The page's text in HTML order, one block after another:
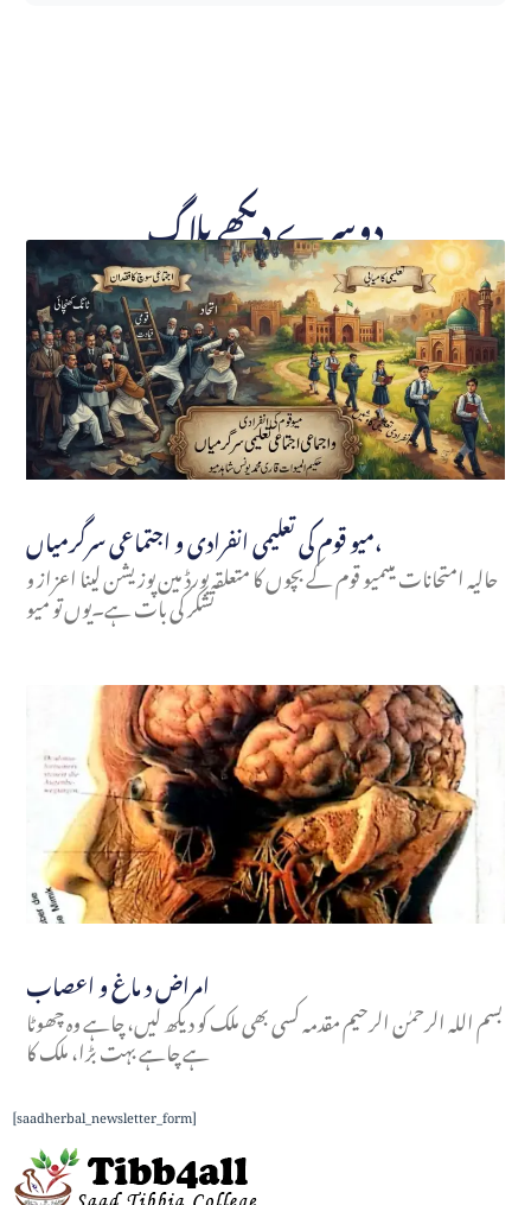
دوسرے دیکھے بلاگ
میو قوم کی تعلیمی انفرادی و اجتماعی سرگرمیاں،
حالیہ امتحانات میںمیو قوم کے بچوں کا متعلقہ بورڈ مین پوزیشن لینا اعزاز و
تشکر کی بات ہے۔یوں تو میو
امراض د ماغ و اعصاب
بسم اللہ الرحمٰن الرحیم مقدمہ کسی بھی ملک کو دیکھ لیں، چاہے وہ چھوٹا
ہے چاہے بہت بڑا، ملک کا
[saadherbal_newsletter_form]